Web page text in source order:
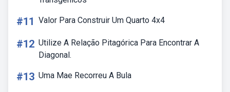
#11 Valor Para Construir Um Quarto 4x4
#12 Utilize A Relação Pitagórica Para Encontrar A
Diagonal.
#13 Uma Mae Recorreu A Bula